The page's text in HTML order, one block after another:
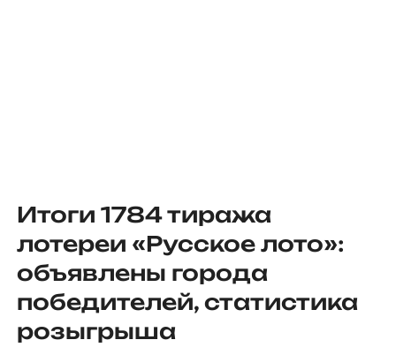
Итоги 1784 тиража
лотереи «Русское лото»:
объявлены города
победителей, статистика
розыгрыша